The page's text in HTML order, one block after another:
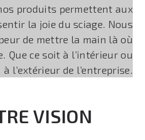
produits permettent aux
la joie du sciage. Nous
de mettre la main là où
Que ce soit à l’intérieur ou
à l’extérieur de l’entreprise.
VISION